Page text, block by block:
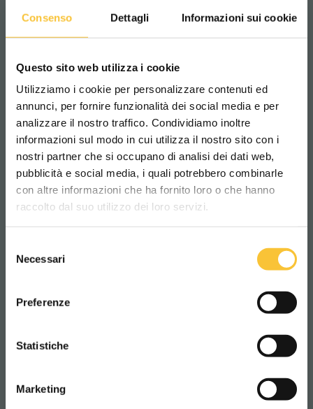
Consenso Dettagli Informazioni sui cookie
Questo sito web utilizza i cookie
Utilizziamo i cookie per personalizzare contenuti ed
annunci, per fornire funzionalità dei social media e per
analizzare il nostro traffico. Condividiamo inoltre
informazioni sul modo in cui utilizza il nostro sito con i
nostri partner che si occupano di analisi dei dati web,
pubblicità e social media, i quali potrebbero combinarle
con altre informazioni che ha fornito loro o che hanno
raccolto dal suo utilizzo dei loro servizi.
delNecessari
Preferenze
Statistiche
Marketing
Scegli il paese in cui ti trovi e la tua
lingua per una migliore esperienza di
navigazione